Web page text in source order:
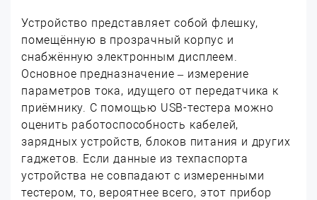
Устройство представляет собой флешку,
помещённую в прозрачный корпус и
снабжённую электронным дисплеем.
Основное предназначение – измерение
параметров тока, идущего от передатчика к
приёмнику. С помощью USB-тестера можно
оценить работоспособность кабелей,
зарядных устройств, блоков питания и других
гаджетов. Если данные из техпаспорта
устройства не совпадают с измеренными
тестером, то, вероятнее всего, этот прибор